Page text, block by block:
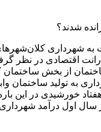
شدند؟
دولت در اوایل دهه ۱۳۷۰، موجب
رانت اقتصادی در